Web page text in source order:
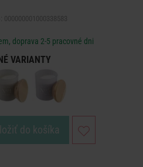
doprava 2-5 pracovné dni
VARIANTY
do košíka